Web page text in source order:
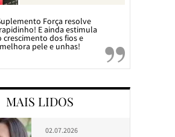
Força resolve
E ainda estimula
crescimento dos fios e
melhora pele e unhas!
MAIS LIDOS
02.07.2026